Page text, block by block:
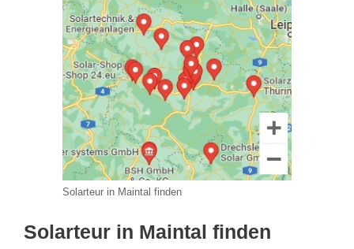
Solarteur in Maintal finden
Solarteur in Maintal finden